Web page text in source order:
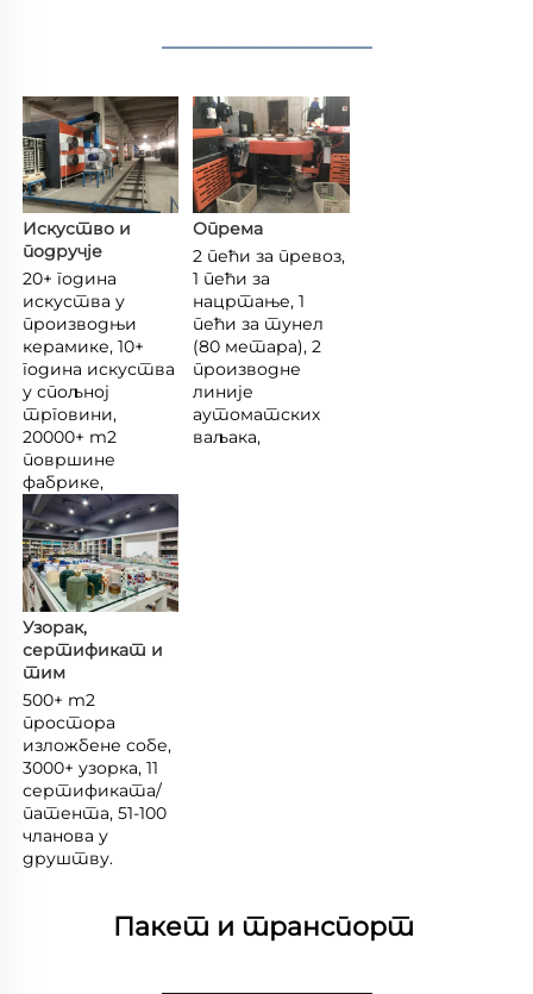
________________
Искуство и
подручје
20+ година
искуства у
производњи
керамике, 10+
година искуства
у спољној
трговини,
20000+ m2
површине
фабрике,
Опрема
2 пећи за превоз,
1 пећи за
нацртање, 1
пећи за тунел
(80 метара), 2
производне
линије
аутоматских
ваљака,
Узорак,
сертификат и
тим
500+ m2
простора
изложбене собе,
3000+ узорка, 11
сертификата/
патента, 51-100
чланова у
друштву.
Пакет и транспорт
________________